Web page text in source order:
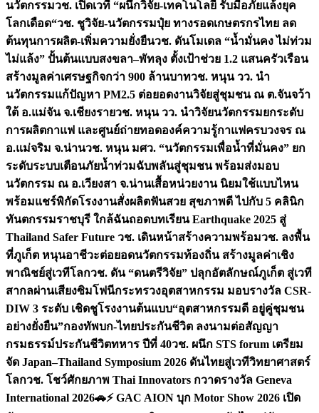
นวัตกรรมวช. เปิดเวที “ผนึกวิจัย-เทคโนโลยี รับมือภัยแล้งยุค
โลกเดือด“วช. ชูวิจัย-นวัตกรรมปุ๋ย ทางรอดเกษตรกรไทย ลด
ต้นทุนการผลิต-เพิ่มความยั่งยืนวช. ดันโมเดล “น้ำมั่นคง ไม่ท่วม
ไม่แล้ง” ปั้นต้นแบบสงขลา–พัทลุง ตั้งเป้าช่วย 1.2 แสนครัวเรือน
สร้างมูลค่าเศรษฐกิจกว่า 900 ล้านบาทวช. หนุน วว. นำ
นวัตกรรมแก้ปัญหา PM2.5 ต่อยอดงานวิจัยสู่ชุมชน ณ ต.จันจว้า
ใต้ อ.แม่จัน จ.เชียงรายวช. หนุน วว. นำวิจัยนวัตกรรมยกระดับ
การผลิตกาแฟ และศูนย์ถ่ายทอดองค์ความรู้กาแฟครบวงจร ณ
อ.แม่จริม จ.น่านวช. หนุน มศว. “นวัตกรรมเพื่อน้ำที่มั่นคง” ยก
ระดับระบบเตือนภัยน้ำท่วมฉับพลันสู่ชุมชน พร้อมส่งมอบ
นวัตกรรม ณ อ.เวียงสา จ.น่านเสื้อหน่วยงาน นิยมใช้แบบไหน
พร้อมแชร์พิกัดโรงงานสั่งผลิตฟันสวย สุขภาพดี ไปกับ 5 คลินิก
ทันตกรรมราชบุรี ใกล้ฉันถอดบทเรียน Earthquake 2025 สู่
Thailand Safer Future วช. เดินหน้าสร้างความพร้อมวช. ลงพื้น
ที่ภูเก็ต หนุนอาชีวะต่อยอดนวัตกรรมท้องถิ่น สร้างมูลค่าเชิง
พาณิชย์สู่เวทีโลกวช. ดัน “ดนตรีวิจัย” ปลุกอัตลักษณ์ภูเก็ต สู่เวที
สากลผ่านเสียงซิมโฟนีกระทรวงอุตสาหกรรม มอบรางวัล CSR-
DIW 3 ระดับ เชิดชูโรงงานต้นแบบ“อุตสาหกรรมดี อยู่คู่ชุมชน
อย่างยั่งยืน”กองทัพบก-ไทยประกันชีวิต ลงนามต่อสัญญา
กรมธรรม์ประกันชีวิตทหาร ปีที่ 40วช. ผนึก STS forum เตรียม
จัด Japan–Thailand Symposium 2026 ดันไทยสู่เวทีวิทยาศาสตร์
โลกวช. โชว์ศักยภาพ Thai Innovators กวาดรางวัล Geneva
International 2026🚗⚡️ GAC AION บุก Motor Show 2026 เปิด